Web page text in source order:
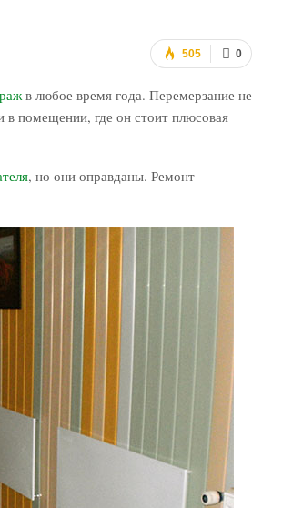
0
505
в любое время года. Перемерзание не
помещении, где он стоит плюсовая
, но они оправданы. Ремонт